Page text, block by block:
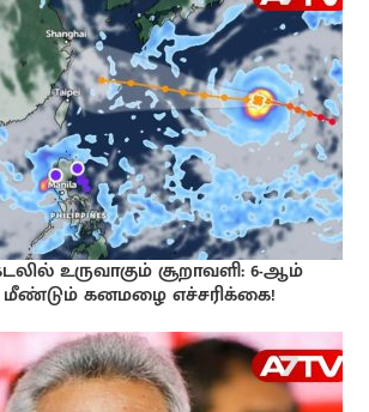
உருவாகும் சூறாவளி: 6-ஆம்
மீண்டும் கனமழை எச்சரிக்கை!